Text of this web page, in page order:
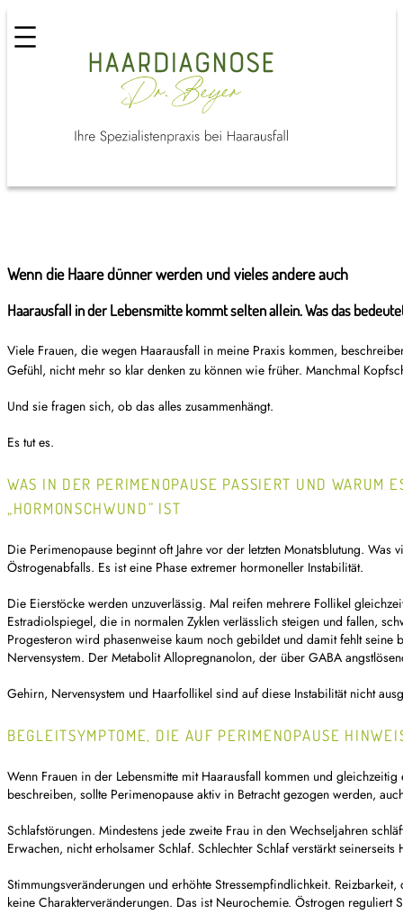
Wenn die Haare dünner werden und vieles andere auch
Haarausfall in der Lebensmitte kommt selten allein. Was das
Viele Frauen, die wegen Haarausfall in meine Praxis kommen,
Gefühl, nicht mehr so klar denken zu können wie früher. Manchmal
Und sie fragen sich, ob das alles zusammenhängt.
Es tut es.
WAS IN DER PERIMENOPAUSE PASSIERT UND WARUM
„HORMONSCHWUND” IST
Die Perimenopause beginnt oft Jahre vor der letzten Monatsblutung. Was
Östrogenabfalls. Es ist eine Phase extremer hormoneller Instabilität.
Die Eierstöcke werden unzuverlässig. Mal reifen mehrere Follikel
Estradiolspiegel, die in normalen Zyklen verlässlich steigen und fallen,
Progesteron wird phasenweise kaum noch gebildet und damit fehlt
Nervensystem. Der Metabolit Allopregnanolon, der über GABA
Gehirn, Nervensystem und Haarfollikel sind auf diese Instabilität nicht
BEGLEITSYMPTOME, DIE AUF PERIMENOPAUSE
Wenn Frauen in der Lebensmitte mit Haarausfall kommen und
beschreiben, sollte Perimenopause aktiv in Betracht gezogen werden,
Schlafstörungen. Mindestens jede zweite Frau in den Wechseljahren
Erwachen, nicht erholsamer Schlaf. Schlechter Schlaf verstärkt
Stimmungsveränderungen und erhöhte Stressempfindlichkeit.
keine Charakterveränderungen. Das ist Neurochemie. Östrogen